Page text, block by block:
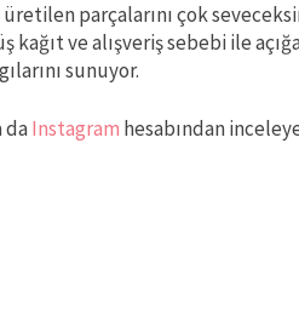
parçalarını çok
ve alışveriş sebebi ile
sunuyor.
daInstagram hesabından